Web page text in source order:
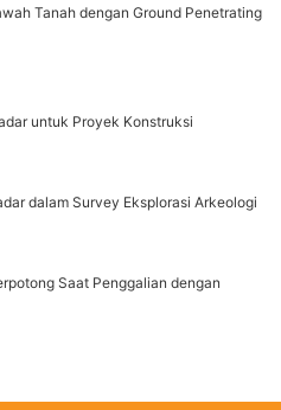
Tanah dengan Ground Penetrating
untuk Proyek Konstruksi
dalam Survey Eksplorasi Arkeologi
Saat Penggalian dengan